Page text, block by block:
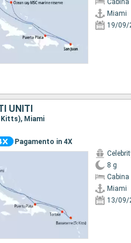
Miami
19/09/
UNITI
Miami
Pagamento in 4X
8 g
Miami
13/09/